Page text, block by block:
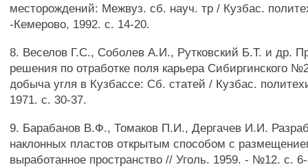
месторождений: Межвуз. сб. науч. тр / Кузбас.
-Кемерово, 1992. с. 14-20.
8. Веселов Г.С., Соболев А.И., Рутковский Б.Т. и др.
решения по отработке поля карьера Сибиргинского
добыча угля в Кузбассе: Сб. статей / Кузбас.
1971. с. 30-37.
9. Барабанов В.Ф., Томаков П.И., Дергачев И.И.
наклонных пластов открытым способом с
выработанное пространство // Уголь. 1959. - №12. с.